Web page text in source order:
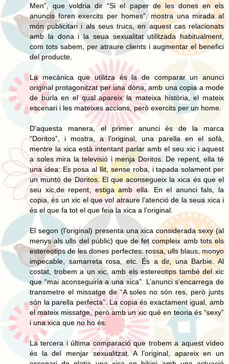
Men”, que voldria dir “Si el paper de les dones en els
anuncis foren exercits per homes”, mostra una mirada al
món publicitari i als seus trucs, en aquest cas relacionats
amb la dona i la seua sexualitat utilitzada habitualment,
com tots sabem, per atraure clients i augmentar el benefici
del producte.
La mecànica que utilitza és la de comparar un anunci
original protagonitzat per una dóna, amb una copia a mode
de burla en el qual apareix la mateixa història, el mateix
escenari i les mateixes accions, però exercits per un home.
D’aquesta manera, el primer anunci és de la marca
“Doritos”, i mostra, a l’original, una parella en el sofà,
mentre la xica està intentant parlar amb el seu xic i aquest
a soles mira la televisió i menja Doritos. De repent, ella té
una idea: Es posa al llit, sense roba, i tapada solament per
un muntó de Doritos. El que aconsegueix la xica és que el
seu xic,de repent, estiga amb ella. En el anunci fals, la
copia, és un xic el que vol atraure l’atenció de la seua xica i
és el que fa tot el que feia la xica a l’original.
El segon (l’original) presenta una xica considerada sexy (al
menys als ulls del públic) que de fet compleix amb tots els
estereotips de les dones perfectes: rossa, ulls blaus, monyo
impecable, samarreta rosa, etc. És a dir, una Barbie. Al
costat, trobem a un xic, amb els estereotips també del xic
que “mai aconseguiria a una xica”. L’anunci s’encarrega de
transmetre el missatge de “A soles no són res, però junts
són la parella perfecta”. La copia és exactament igual, amb
el mateix missatge, però amb un xic qué en teoria és “sexy”
i una xica que no ho és.
La tercera i última comparació que trobem a aquest vídeo
és la del menjar sexualitzat. A l’original, apareix en un